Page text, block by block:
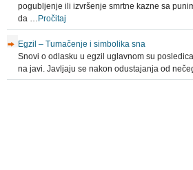
pogubljenje ili izvršenje smrtne kazne sa
da … Pročitaj
Egzil – Tumačenje i simbolika sna
Snovi o odlasku u egzil uglavnom su
na javi. Javljaju se nakon odustajanja od